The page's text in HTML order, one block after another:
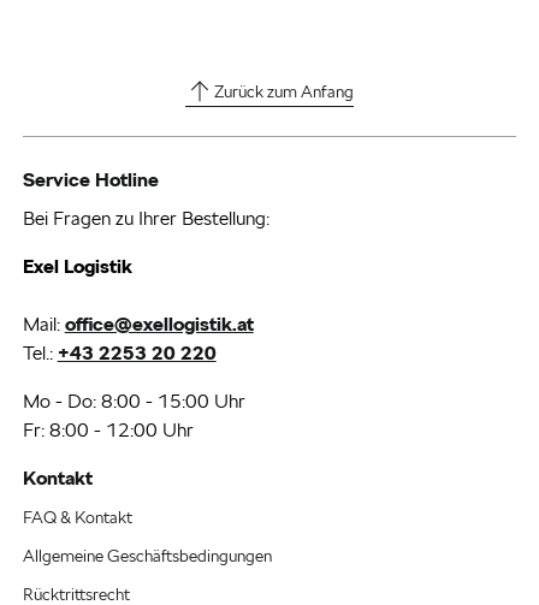
Zurück zum Anfang
Service Hotline
Bei Fragen zu Ihrer Bestellung:
Exel Logistik
Mail: office@exellogistik.at
Tel.: +43 2253 20 220
Mo - Do: 8:00 - 15:00 Uhr
Fr: 8:00 - 12:00 Uhr
Kontakt
FAQ & Kontakt
Allgemeine Geschäftsbedingungen
Rücktrittsrecht